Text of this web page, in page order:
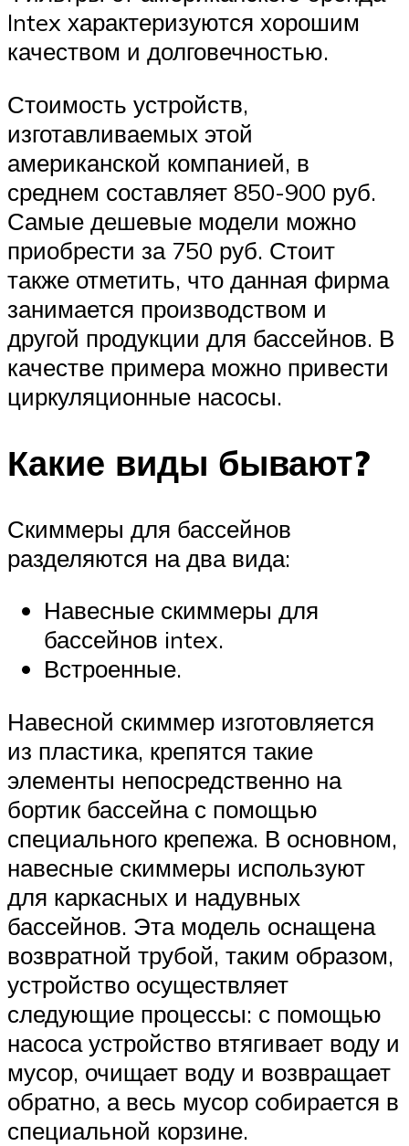
Intex характеризуются хорошим
качеством и долговечностью.
Стоимость устройств,
изготавливаемых этой
американской компанией, в
среднем составляет 850-900 руб.
Самые дешевые модели можно
приобрести за 750 руб. Стоит
также отметить, что данная фирма
занимается производством и
другой продукции для бассейнов. В
качестве примера можно привести
циркуляционные насосы.
Какие виды бывают?
Скиммеры для бассейнов
разделяются на два вида:
Навесные скиммеры для
бассейнов intex.
Встроенные.
Навесной скиммер изготовляется
из пластика, крепятся такие
элементы непосредственно на
бортик бассейна с помощью
специального крепежа. В основном,
навесные скиммеры используют
для каркасных и надувных
бассейнов. Эта модель оснащена
возвратной трубой, таким образом,
устройство осуществляет
следующие процессы: с помощью
насоса устройство втягивает воду и
мусор, очищает воду и возвращает
обратно, а весь мусор собирается в
специальной корзине.